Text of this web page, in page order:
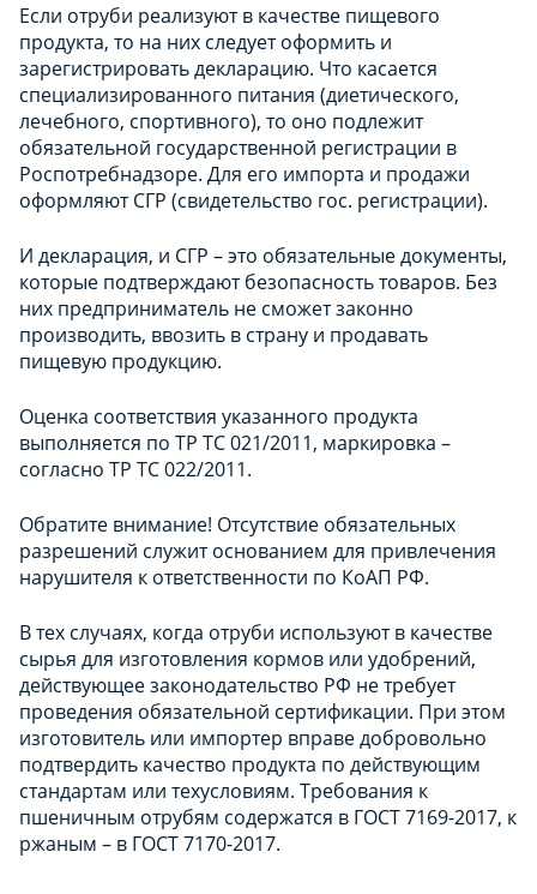
Если отруби реализуют в качестве пищевого
продукта, то на них следует оформить и
зарегистрировать декларацию. Что касается
специализированного питания (диетического,
лечебного, спортивного), то оно подлежит
обязательной государственной регистрации в
Роспотребнадзоре. Для его импорта и продажи
оформляют СГР (свидетельство гос. регистрации).
И декларация, и СГР – это обязательные документы,
которые подтверждают безопасность товаров. Без
них предприниматель не сможет законно
производить, ввозить в страну и продавать
пищевую продукцию.
Оценка соответствия указанного продукта
выполняется по ТР ТС 021/2011, маркировка –
согласно ТР ТС 022/2011.
Обратите внимание! Отсутствие обязательных
разрешений служит основанием для привлечения
нарушителя к ответственности по КоАП РФ.
В тех случаях, когда отруби используют в качестве
сырья для изготовления кормов или удобрений,
действующее законодательство РФ не требует
проведения обязательной сертификации. При этом
изготовитель или импортер вправе добровольно
подтвердить качество продукта по действующим
стандартам или техусловиям. Требования к
пшеничным отрубям содержатся в ГОСТ 7169-2017, к
ржаным – в ГОСТ 7170-2017.